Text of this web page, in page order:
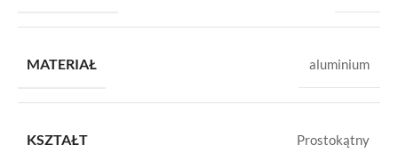
MATERIAŁ aluminium
KSZTAŁT Prostokątny